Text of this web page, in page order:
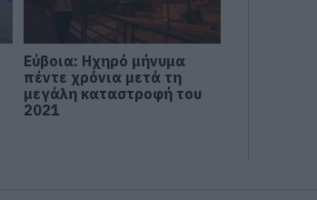
Εύβοια: Ηχηρό μήνυμα
πέντε χρόνια μετά τη
μεγάλη καταστροφή του
2021